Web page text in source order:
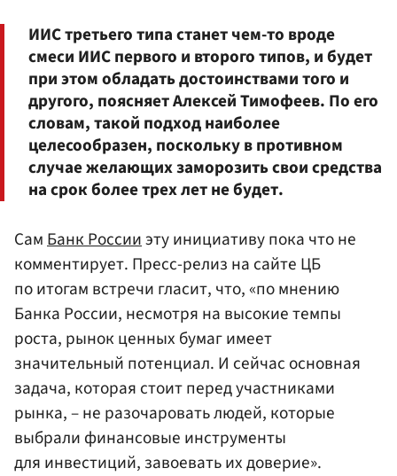
ИИС третьего типа станет чем-то вроде
смеси ИИС первого и второго типов, и будет
при этом обладать достоинствами того и
другого, поясняет Алексей Тимофеев. По его
словам, такой подход наиболее
целесообразен, поскольку в противном
случае желающих заморозить свои средства
на срок более трех лет не будет.
СамБанк Россииэту инициативу пока что не
комментирует. Пресс-релиз на сайте ЦБ
по итогам встречи гласит, что, «по мнению
Банка России, несмотря на высокие темпы
роста, рынок ценных бумаг имеет
значительный потенциал. И сейчас основная
задача, которая стоит перед участниками
рынка, – не разочаровать людей, которые
выбрали финансовые инструменты
для инвестиций, завоевать их доверие».